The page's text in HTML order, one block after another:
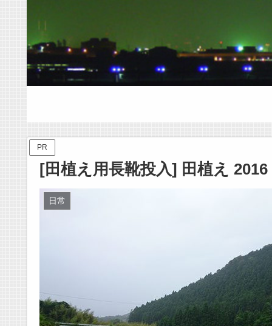
PR
[田植え用長靴投入] 田植え 2016
日常